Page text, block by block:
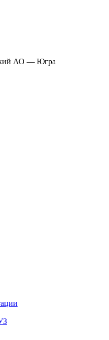
АО — Югра